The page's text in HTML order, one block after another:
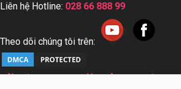
Liên hệ Hotline: 028 66 888 99
Theo dõi chúng tôi trên:
About us User Agreement